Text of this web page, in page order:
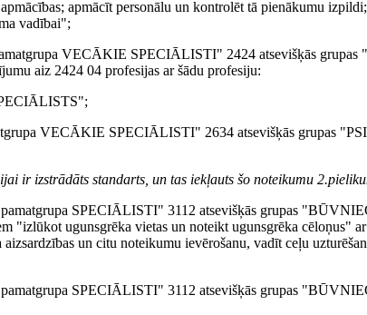
apmācīt personālu un kontrolēt tā pienākumu
vadībai";
VECĀKIE SPECIĀLISTI" 2424 atsevišķās
aiz 2424 04 profesijas ar šādu profesiju:
VECĀKIE SPECIĀLISTI" 2634 atsevišķās grupas
ir izstrādāts standarts, un tas iekļauts šo noteikumu
SPECIĀLISTI" 3112 atsevišķās grupas
"izlūkot ugunsgrēka vietas un noteikt ugunsgrēka cēloņus"
un citu noteikumu ievērošanu, vadīt ceļu
SPECIĀLISTI" 3112 atsevišķās grupas